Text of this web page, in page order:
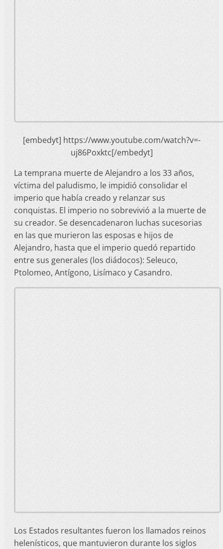
[embedyt] https://www.youtube.com/watch?v=-
uj86Poxktc[/embedyt]
La temprana muerte de Alejandro a los 33 años,
víctima del paludismo, le impidió consolidar el
imperio que había creado y relanzar sus
conquistas. El imperio no sobrevivió a la muerte de
su creador. Se desencadenaron luchas sucesorias
en las que murieron las esposas e hijos de
Alejandro, hasta que el imperio quedó repartido
entre sus generales (los diádocos): Seleuco,
Ptolomeo, Antígono, Lisímaco y Casandro.
Los Estados resultantes fueron los llamados reinos
helenísticos, que mantuvieron durante los siglos